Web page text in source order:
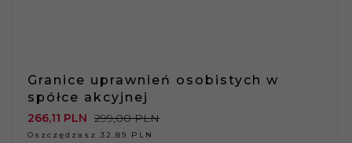
Granice uprawnień osobistych w
spółce akcyjnej
266,11 PLN 299,00 PLN
Oszczędzasz 32.89 PLN